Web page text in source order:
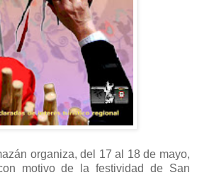
organiza, del 17 al 18 de mayo,
motivo de la festividad de San